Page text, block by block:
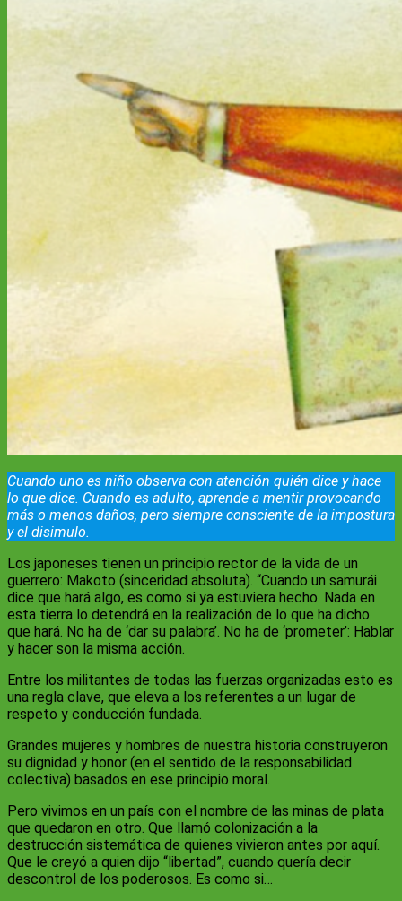
Cuando uno es niño observa con atención quién dice y hace
lo que dice. Cuando es adulto, aprende a mentir provocando
más o menos daños, pero siempre consciente de la impostura
y el disimulo.
Los japoneses tienen un principio rector de la vida de un
guerrero: Makoto (sinceridad absoluta). “Cuando un samurái
dice que hará algo, es como si ya estuviera hecho. Nada en
esta tierra lo detendrá en la realización de lo que ha dicho
que hará. No ha de ‘dar su palabra’. No ha de ‘prometer’: Hablar
y hacer son la misma acción.
Entre los militantes de todas las fuerzas organizadas esto es
una regla clave, que eleva a los referentes a un lugar de
respeto y conducción fundada.
Grandes mujeres y hombres de nuestra historia construyeron
su dignidad y honor (en el sentido de la responsabilidad
colectiva) basados en ese principio moral.
Pero vivimos en un país con el nombre de las minas de plata
que quedaron en otro. Que llamó colonización a la
destrucción sistemática de quienes vivieron antes por aquí.
Que le creyó a quien dijo “libertad”, cuando quería decir
descontrol de los poderosos. Es como si…